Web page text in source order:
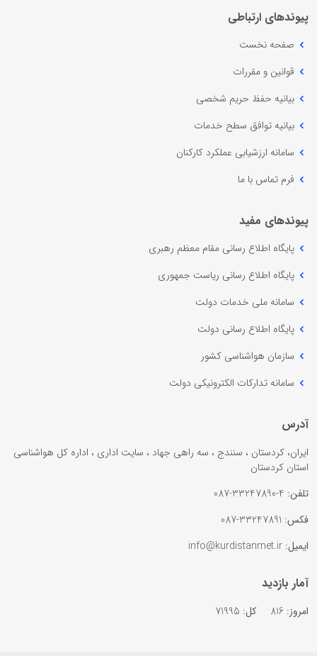
پیوندهای ارتباطی
صفحه نخست
قوانین و مقررات
بیانیه حفظ حریم شخصی
بیانیه توافق سطح خدمات
سامانه ارزشیابی عملکرد کارکنان
فرم تماس با ما
پیوندهای مفید
پایگاه اطلاع رسانی مقام معظم رهبری
پایگاه اطلاع رسانی ریاست جمهوری
سامانه ملی خدمات دولت
پایگاه اطلاع رسانی دولت
سازمان هواشناسی کشور
سامانه تدارکات الکترونیکی دولت
آدرس
ایران، کردستان ، سنندج ، سه راهی جهاد ، سایت اداری ، اداره کل هواشناسی
استان کردستان
تلفن:
فکس:
ایمیل:
آمار بازدید
امروز: کل: